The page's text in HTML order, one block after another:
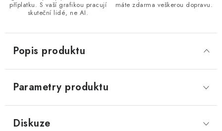
příplatku. S vaší grafikou pracují
skuteční lidé, ne AI.
máte zdarma veškerou dopravu.
Popis produktu
Parametry produktu
Diskuze